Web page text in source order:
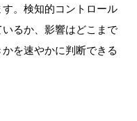
。検知的コントロール
るか、影響はどこまで
を速やかに判断できる